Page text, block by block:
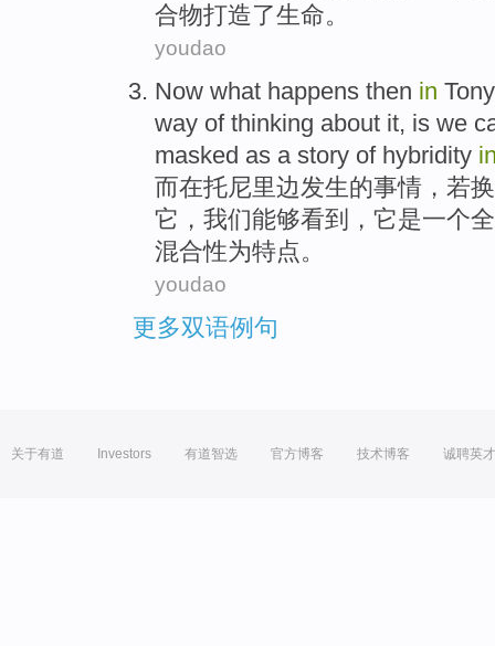
合物打造了生命。
youdao
Now what happens then in Tony
way of thinking about it, is we
masked as a story of hybridity
而在托尼里边发生的事情， 若换
它 ， 我们能够看到 ，它是一个
混合性为特点。
youdao
更多双语例句
关于有道 Investors 有道智选 官方博客 技术博客 诚聘英才